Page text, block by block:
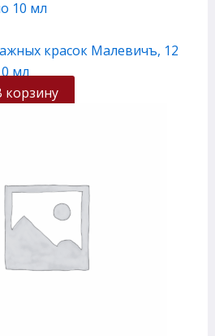
красок Малевичъ, 12
мл
корзину